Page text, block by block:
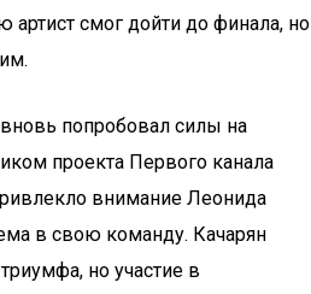
смог дойти до финала, но
попробовал силы на
проекта Первого канала
внимание Леонида
в свою команду. Качарян
но участие в